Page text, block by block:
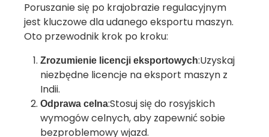
Poruszanie się po krajobrazie regulacyjnym
jest kluczowe dla udanego eksportu maszyn.
Oto przewodnik krok po kroku:
Zrozumienie licencji eksportowych:Uzyskaj
niezbędne licencje na eksport maszyn z
Indii.
Odprawa celna:Stosuj się do rosyjskich
wymogów celnych, aby zapewnić sobie
bezproblemowy wjazd.